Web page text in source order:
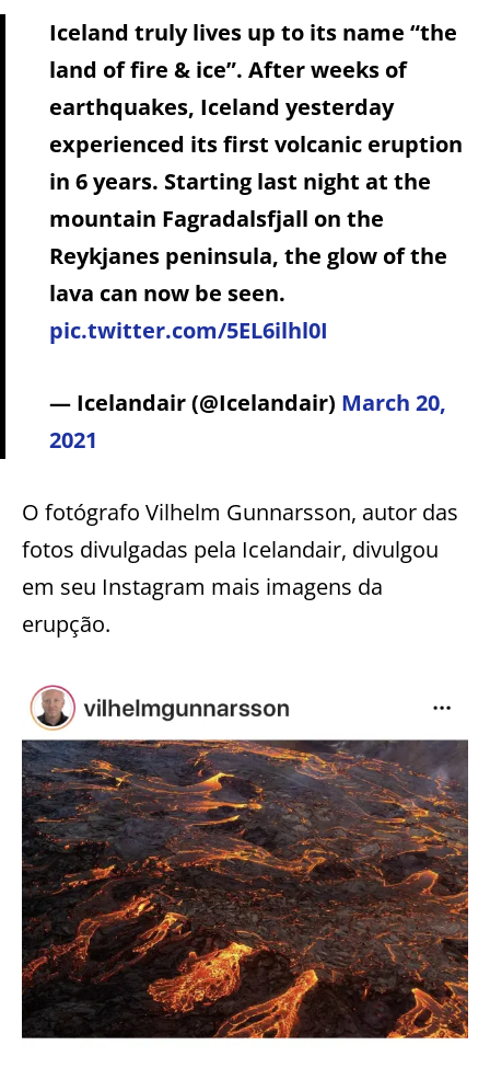
Iceland truly lives up to its name “the
land of fire & ice”. After weeks of
earthquakes, Iceland yesterday
experienced its first volcanic eruption
in 6 years. Starting last night at the
mountain Fagradalsfjall on the
Reykjanes peninsula, the glow of the
lava can now be seen.
pic.twitter.com/5EL6ilhl0I
— Icelandair (@Icelandair) March 20,
2021
O fotógrafo Vilhelm Gunnarsson, autor das
fotos divulgadas pela Icelandair, divulgou
em seu Instagram mais imagens da
erupção.